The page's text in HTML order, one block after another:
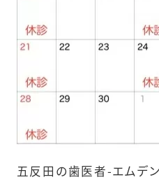
五反田の歯医者-エムデ